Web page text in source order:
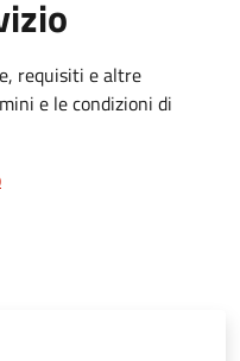
requisiti e altre
e le condizioni di